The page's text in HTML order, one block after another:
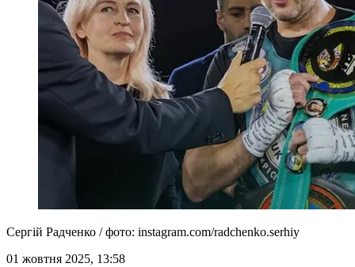
Сергій Радченко / фото: instagram.com/radchenko.serhiy
01 жовтня 2025, 13:58